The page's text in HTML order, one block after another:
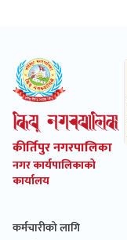
कीर्तिपुर नगरपालिका
नगर कार्यपालिकाको
कार्यालय
कर्मचारीको लागि